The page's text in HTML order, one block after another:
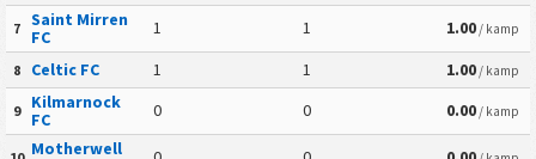
7 Saint Mirren
FC
1 1 1.00/ kamp
8 Celtic FC 1 1 1.00/ kamp
9
Kilmarnock
FC
0 0 0.00/ kamp
Motherwell